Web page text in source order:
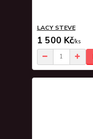
LACY STEVE
1 500 Kč/ks